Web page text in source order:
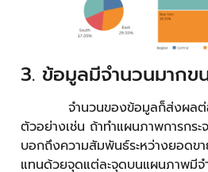
3. ข้อมูลมีจำนวนมากข
จำนวนของข้อมูลก็ส่งผลต่อแ
ตัวอย่างเช่น ถ้าทำแผนภาพการกร
บอกถึงความสัมพันธ์ระหว่างยอดข
แทนด้วยจุดแต่ละจุดบนแผนภาพมีจ